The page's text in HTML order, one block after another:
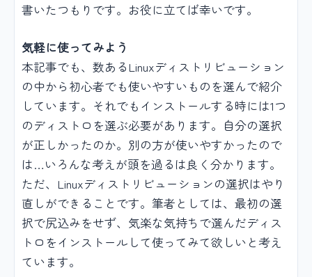
書いたつもりです。お役に立てば幸いです。
気軽に使ってみよう
本記事でも、数あるLinuxディストリビューション
の中から初心者でも使いやすいものを選んで紹介
しています。それでもインストールする時には1つ
のディストロを選ぶ必要があります。自分の選択
が正しかったのか。別の方が使いやすかったので
は…いろんな考えが頭を過るは良く分かります。
ただ、Linuxディストリビューションの選択はやり
直しができることです。筆者としては、最初の選
択で尻込みをせず、気楽な気持ちで選んだディス
トロをインストールして使ってみて欲しいと考え
ています。